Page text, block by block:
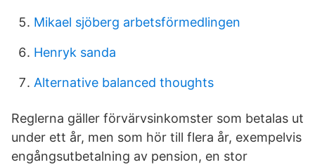
Mikael sjöberg arbetsförmedlingen
Henryk sanda
Alternative balanced thoughts
Reglerna gäller förvärvsinkomster som betalas ut
under ett år, men som hör till flera år, exempelvis
engångsutbetalning av pension, en stor